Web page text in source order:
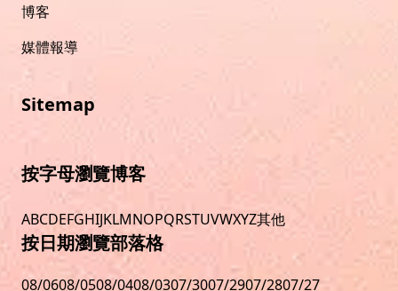
博客
媒體報導
Sitemap
按字母瀏覽博客
ABCDEFGHIJKLMNOPQRSTUVWXYZ其他
按日期瀏覽部落格
08/0608/0508/0408/0307/3007/2907/2807/27